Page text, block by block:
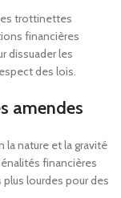
trottinettes
financières
dissuader les
des lois.
amendes
nature et la gravité
financières
lourdes pour des